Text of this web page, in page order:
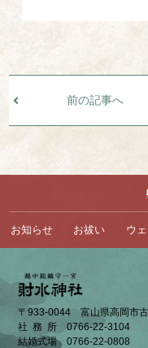
前の記事へ
お知らせ お祓い ウ
〒933-0044 富山県高岡市
社務所
0766-22-3104
結婚式場
0766-22-0808